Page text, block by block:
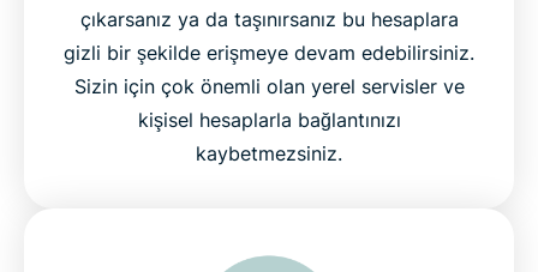
çıkarsanız ya da taşınırsanız bu hesaplara
gizli bir şekilde erişmeye devam edebilirsiniz.
Sizin için çok önemli olan yerel servisler ve
kişisel hesaplarla bağlantınızı
kaybetmezsiniz.